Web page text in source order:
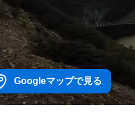
Googleマップで見る